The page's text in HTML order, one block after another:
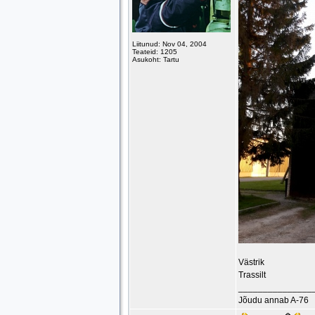
Liitunud: Nov 04, 2004
Teateid: 1205
Asukoht: Tartu
Västrik
Trassilt
Jõudu annab A-76